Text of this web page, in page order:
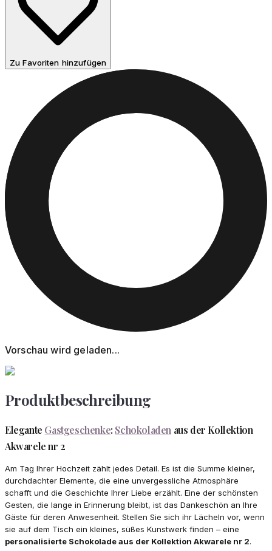
Zu Favoriten hinzufügen
Vorschau wird geladen...
Produktbeschreibung
Elegante Gastgeschenke: Schokoladen aus der Kollektion
Akwarele nr 2
Am Tag Ihrer Hochzeit zählt jedes Detail. Es ist die Summe kleiner,
durchdachter Elemente, die eine unvergessliche Atmosphäre
schafft und die Geschichte Ihrer Liebe erzählt. Eine der schönsten
Gesten, die lange in Erinnerung bleibt, ist das Dankeschön an Ihre
Gäste für deren Anwesenheit. Stellen Sie sich ihr Lächeln vor, wenn
sie auf dem Tisch ein kleines, süßes Kunstwerk finden – eine
personalisierte Schokolade aus der Kollektion Akwarele nr 2.